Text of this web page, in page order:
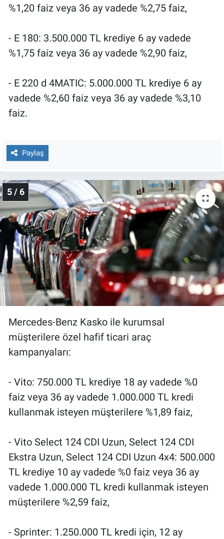
%1,20 faiz veya 36 ay vadede %2,75 faiz,
- E 180: 3.500.000 TL krediye 6 ay vadede
%1,75 faiz veya 36 ay vadede %2,90 faiz,
- E 220 d 4MATIC: 5.000.000 TL krediye 6 ay
vadede %2,60 faiz veya 36 ay vadede %3,10
faiz.
Paylaş
5 / 6
Mercedes-Benz Kasko ile kurumsal
müşterilere özel hafif ticari araç
kampanyaları:
- Vito: 750.000 TL krediye 18 ay vadede %0
faiz veya 36 ay vadede 1.000.000 TL kredi
kullanmak isteyen müşterilere %1,89 faiz,
- Vito Select 124 CDI Uzun, Select 124 CDI
Ekstra Uzun, Select 124 CDI Uzun 4x4: 500.000
TL krediye 10 ay vadede %0 faiz veya 36 ay
vadede 1.000.000 TL kredi kullanmak isteyen
müşterilere %2,59 faiz,
- Sprinter: 1.250.000 TL kredi için, 12 ay